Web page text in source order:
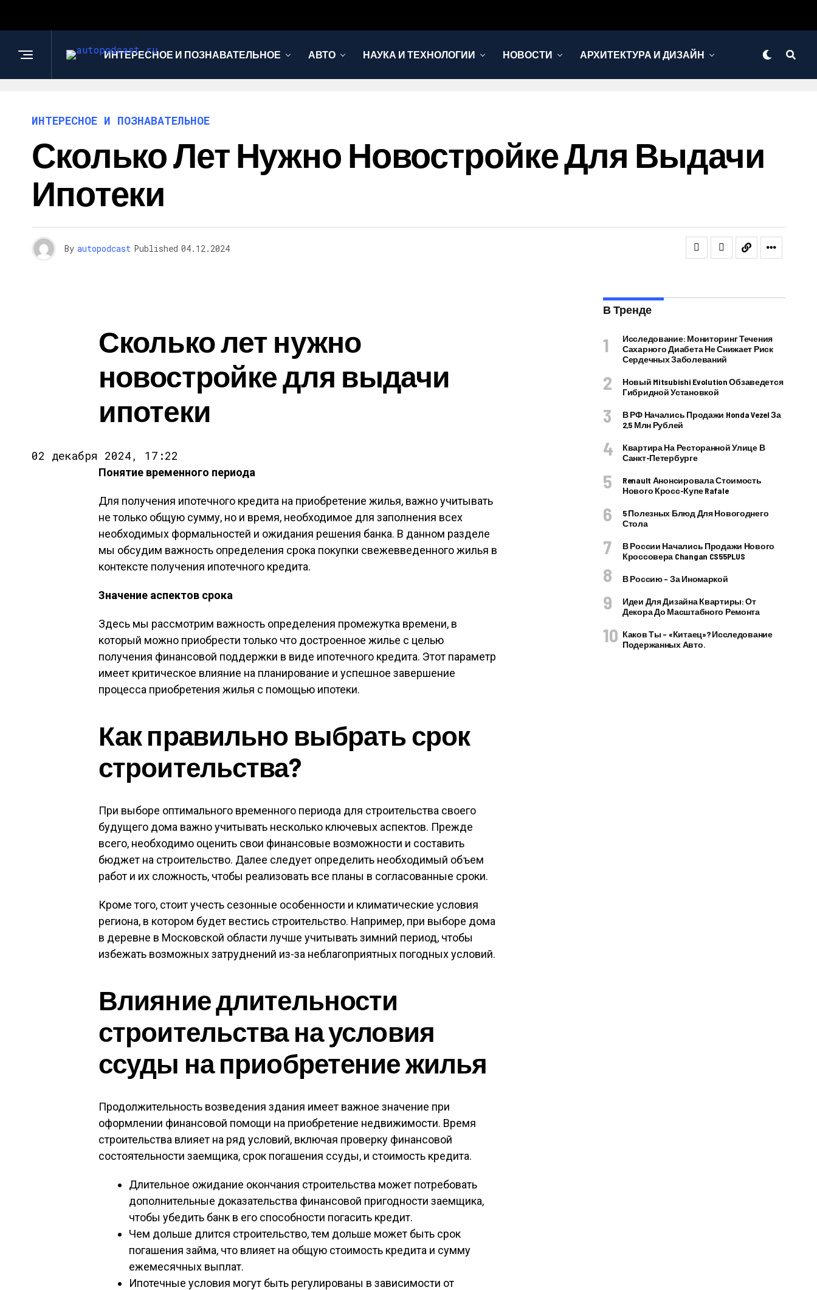
ИНТЕРЕСНОЕ И ПОЗНАВАТЕЛЬНОЕ АВТО НАУКА И ТЕХНОЛОГИИ НОВОСТИ АРХИТЕКТУРА И ДИЗАЙН
ИНТЕРЕСНОЕ И ПОЗНАВАТЕЛЬНОЕ
Сколько Лет Нужно Новостройке Для Выдачи
Ипотеки
By autopodcast Published 04.12.2024
Сколько лет нужно
новостройке для выдачи
ипотеки
02 декабря 2024, 17:22
Понятие временного периода
Для получения ипотечного кредита на приобретение жилья, важно учитывать
не только общую сумму, но и время, необходимое для заполнения всех
необходимых формальностей и ожидания решения банка. В данном разделе
мы обсудим важность определения срока покупки свежевведенного жилья в
контексте получения ипотечного кредита.
Значение аспектов срока
Здесь мы рассмотрим важность определения промежутка времени, в
который можно приобрести только что достроенное жилье с целью
получения финансовой поддержки в виде ипотечного кредита. Этот параметр
имеет критическое влияние на планирование и успешное завершение
процесса приобретения жилья с помощью ипотеки.
Как правильно выбрать срок
строительства?
При выборе оптимального временного периода для строительства своего
будущего дома важно учитывать несколько ключевых аспектов. Прежде
всего, необходимо оценить свои финансовые возможности и составить
бюджет на строительство. Далее следует определить необходимый объем
работ и их сложность, чтобы реализовать все планы в согласованные сроки.
Кроме того, стоит учесть сезонные особенности и климатические условия
региона, в котором будет вестись строительство. Например, при выборе дома
в деревне в Московской области лучше учитывать зимний период, чтобы
избежать возможных затруднений из-за неблагоприятных погодных условий.
Влияние длительности
строительства на условия
ссуды на приобретение жилья
Продолжительность возведения здания имеет важное значение при
оформлении финансовой помощи на приобретение недвижимости. Время
строительства влияет на ряд условий, включая проверку финансовой
состоятельности заемщика, срок погашения ссуды, и стоимость кредита.
Длительное ожидание окончания строительства может потребовать
дополнительные доказательства финансовой пригодности заемщика,
чтобы убедить банк в его способности погасить кредит.
Чем дольше длится строительство, тем дольше может быть срок
погашения займа, что влияет на общую стоимость кредита и сумму
ежемесячных выплат.
Ипотечные условия могут быть регулированы в зависимости от
В Тренде
Исследование: Мониторинг Течения
Сахарного Диабета Не Снижает Риск
Сердечных Заболеваний
Новый Mitsubishi Evolution Обзаведется
Гибридной Установкой
В РФ Начались Продажи Honda Vezel За
2,5 Млн Рублей
Квартира На Ресторанной Улице В
Санкт-Петербурге
Renault Анонсировала Стоимость
Нового Кросс-Купе Rafale
5 Полезных Блюд Для Новогоднего
Стола
В России Начались Продажи Нового
Кроссовера Changan CS55PLUS
В Россию – За Иномаркой
Идеи Для Дизайна Квартиры: От
Декора До Масштабного Ремонта
Каков Ты – «китаец»? Исследование
Подержанных Авто.